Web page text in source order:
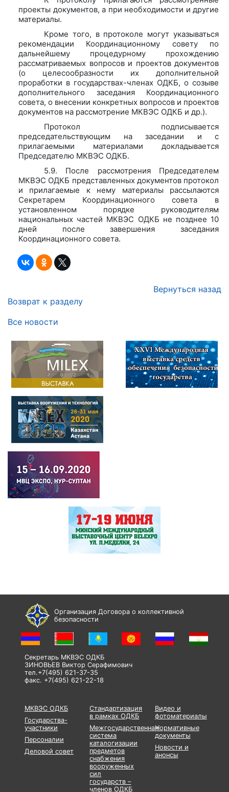
проекты документов, а при необходимости и другие
материалы.
Кроме того, в протоколе могут указываться
рекомендации Координационному совету по
дальнейшему процедурному прохождению
рассматриваемых вопросов и проектов документов
(о целесообразности их дополнительной
проработки в государствах-членах ОДКБ, о созыве
дополнительного заседания Координационного
совета, о внесении конкретных вопросов и проектов
документов на рассмотрение МКВЭС ОДКБ и др.).
Протокол подписывается
председательствующим на заседании и с
прилагаемыми материалами докладывается
Председателю МКВЭС ОДКБ.
5.9. После рассмотрения Председателем
МКВЭС ОДКБ представленных документов протокол
и прилагаемые к нему материалы рассылаются
Секретарем Координационного совета в
установленном порядке руководителям
национальных частей МКВЭС ОДКБ не позднее 10
дней после завершения заседания
Координационного совета.
Вернуться назад
Возврат к разделу
Все новости
Организация Договора о коллективной
безопасности
Секретарь МКВЭС ОДКБ
ЗИНОВЬЕВ Виктор Серафимович
тел.+7(495) 621-37-35
факс. +7(495) 621-22-18
МКВЭС ОДКБ
Государства-
участники
Персоналии
Деловой совет
Стандартизация
в рамках ОДКБ
Межгосударственная
система
каталогизации
предметов
снабжения
вооруженных
сил
государств –
членов ОДКБ
Видео и
фотоматериалы
Нормативные
документы
Новости и
анонсы